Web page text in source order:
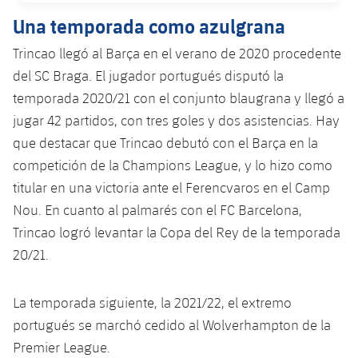
Accesibilidad
Instalaciones
SUB8 B
Historia
Palmarés
Fotos
Infantil A
Infantil B
Entradas
Resultados
Jugadors
Fotos
Palmarés
Calendario
Resultados
Jugadores
Clasificaciones
Actualidad
Juvenil
Cadete
Infantil
Campus Verano
PLUSICON
MÁS
Primer equipo
plusicon
más
Actualidad
Calendario
Clasificaciones
Barça Atlètic
Actualidad
Jugadores
Base
Barça C
PLUSICON
MÁS
Información general
plusicon
más
Una temporada como azulgrana
Trincao llegó al Barça en el verano de 2020 procedente
del SC Braga. El jugador portugués disputó la
temporada 2020/21 con el conjunto blaugrana y llegó a
jugar 42 partidos, con tres goles y dos asistencias. Hay
que destacar que Trincao debutó con el Barça en la
competición de la Champions League, y lo hizo como
titular en una victoria ante el Ferencvaros en el Camp
Nou. En cuanto al palmarés con el FC Barcelona,
Trincao logró levantar la Copa del Rey de la temporada
20/21.
La temporada siguiente, la 2021/22, el extremo
portugués se marchó cedido al Wolverhampton de la
Premier League.